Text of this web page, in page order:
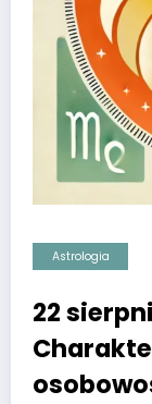
Astrologia
22